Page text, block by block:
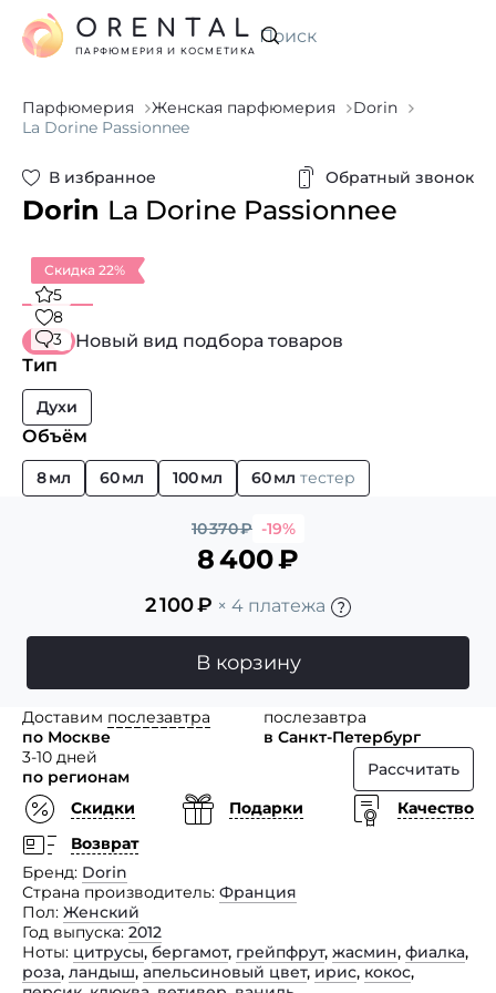
Искать
ORENTAL
ПАРФЮМЕРИЯ И КОСМЕТИКА
Парфюмерия Женская парфюмерия
Dorin
La Dorine Passionnee
В избранное Обратный звонок
Dorin La Dorine Passionnee
Скидка 22%
5
8
3
Новый вид подбора товаров
Тип
Духи
Объём
8 мл 60 мл 100 мл 60 мл тестер
10 370₽ -19%
8 400₽
2 100₽ × 4 платежа
В корзину
Доставим послезавтра
по Москве
послезавтра
в Санкт-Петербург
3-10 дней
по регионам
Рассчитать
Скидки
Подарки
Качество
Возврат
Бренд Dorin
Страна производитель Франция
Пол Женский
Год выпуска 2012
Ноты цитрусы, бергамот, грейпфрут, жасмин, фиалка,
роза, ландыш, апельсиновый цвет, ирис, кокос,